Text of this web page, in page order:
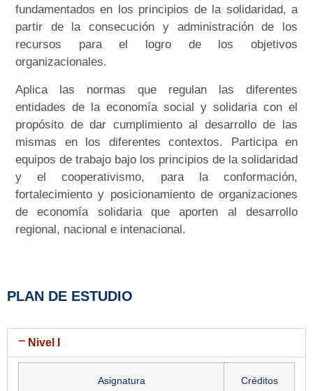
fundamentados en los principios de la solidaridad, a
partir de la consecución y administración de los
recursos para el logro de los objetivos
organizacionales.
Aplica las normas que regulan las diferentes
entidades de la economía social y solidaria con el
propósito de dar cumplimiento al desarrollo de las
mismas en los diferentes contextos. Participa en
equipos de trabajo bajo los principios de la solidaridad
y el cooperativismo, para la conformación,
fortalecimiento y posicionamiento de organizaciones
de economía solidaria que aporten al desarrollo
regional, nacional e intenacional.
PLAN DE ESTUDIO
Nivel I
Asignatura Créditos